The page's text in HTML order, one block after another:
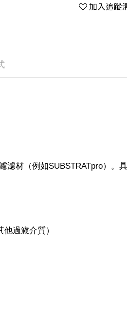
加入追蹤
材（例如SUBSTRATpro）。
過濾介質）